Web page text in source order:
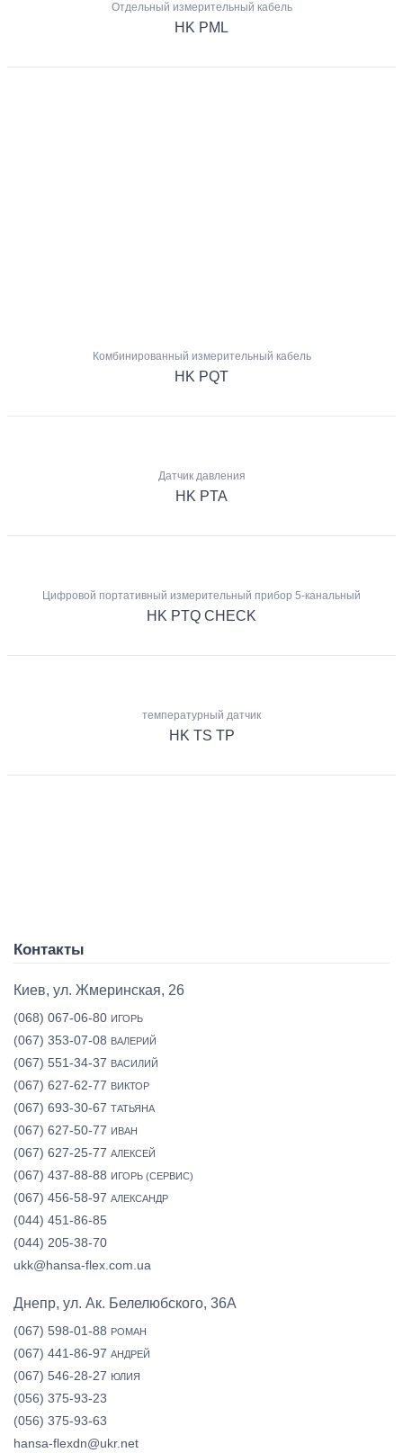
Отдельный измерительный кабель
HK PML
Комбинированный измерительный кабель
HK PQT
Датчик давления
HK PTA
Цифровой портативный измерительный прибор 5-канальный
HK PTQ CHECK
температурный датчик
HK TS TP
Контакты
Киев, ул. Жмеринская, 26
(068) 067-06-80 ИГОРЬ
(067) 353-07-08 ВАЛЕРИЙ
(067) 551-34-37 ВАСИЛИЙ
(067) 627-62-77 ВИКТОР
(067) 693-30-67 ТАТЬЯНА
(067) 627-50-77 ИВАН
(067) 627-25-77 АЛЕКСЕЙ
(067) 437-88-88 ИГОРЬ (СЕРВИС)
(067) 456-58-97 АЛЕКСАНДР
(044) 451-86-85
(044) 205-38-70
ukk@hansa-flex.com.ua
Днепр, ул. Ак. Белелюбского, 36А
(067) 598-01-88 РОМАН
(067) 441-86-97 АНДРЕЙ
(067) 546-28-27 ЮЛИЯ
(056) 375-93-23
(056) 375-93-63
hansa-flexdn@ukr.net